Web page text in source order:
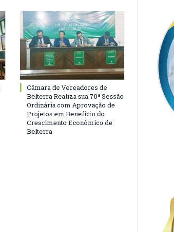
Câmara de Vereadores de
Belterra Realiza sua 70ª Sessão
Ordinária com Aprovação de
Projetos em Benefício do
Crescimento Econômico de
Belterra